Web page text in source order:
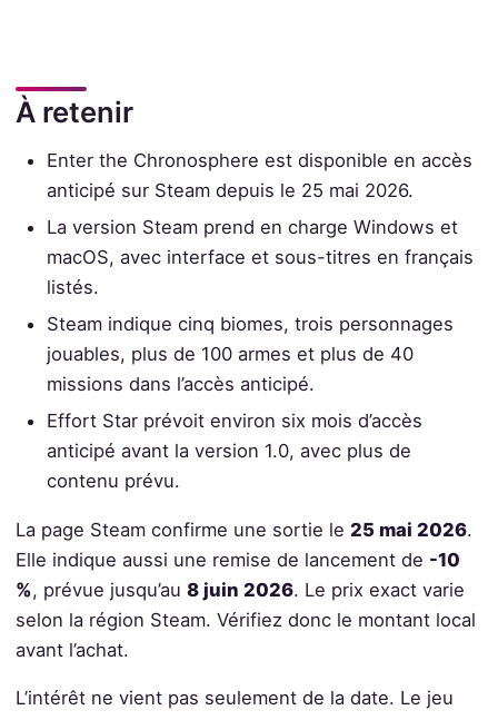
À retenir
Enter the Chronosphere est disponible en accès
anticipé sur Steam depuis le 25 mai 2026.
La version Steam prend en charge Windows et
macOS, avec interface et sous-titres en français
listés.
Steam indique cinq biomes, trois personnages
jouables, plus de 100 armes et plus de 40
missions dans l’accès anticipé.
Effort Star prévoit environ six mois d’accès
anticipé avant la version 1.0, avec plus de
contenu prévu.
La page Steam confirme une sortie le 25 mai 2026.
Elle indique aussi une remise de lancement de -10
%, prévue jusqu’au 8 juin 2026. Le prix exact varie
selon la région Steam. Vérifiez donc le montant local
avant l’achat.
L’intérêt ne vient pas seulement de la date. Le jeu